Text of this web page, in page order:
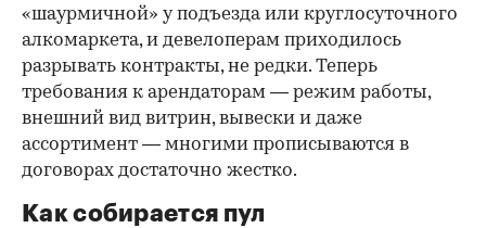
«шаурмичной» у подъезда или круглосуточного
алкомаркета, и девелоперам приходилось
разрывать контракты, не редки. Теперь
требования к арендаторам — режим работы,
внешний вид витрин, вывески и даже
ассортимент — многими прописываются в
договорах достаточно жестко.
Как собирается пул